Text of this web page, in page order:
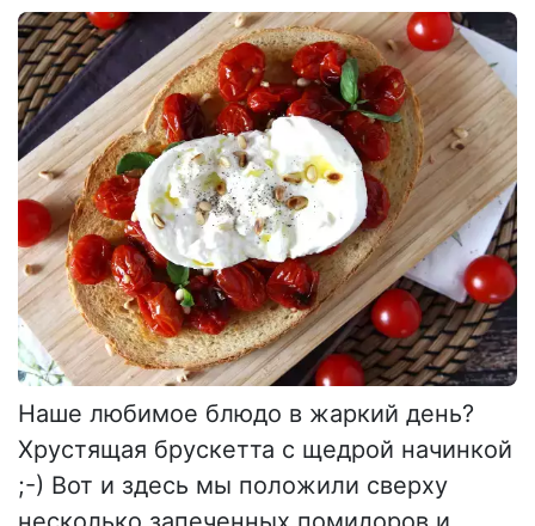
Наше любимое блюдо в жаркий день?
Хрустящая брускетта с щедрой начинкой
;-) Вот и здесь мы положили сверху